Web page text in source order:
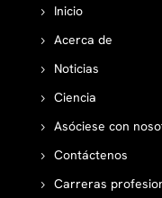
Inicio
Acerca de
Noticias
Ciencia
Asóciese con
Contáctenos
Carreras